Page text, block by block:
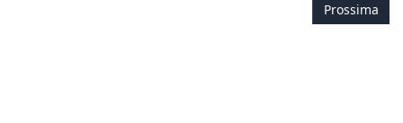
Prossima